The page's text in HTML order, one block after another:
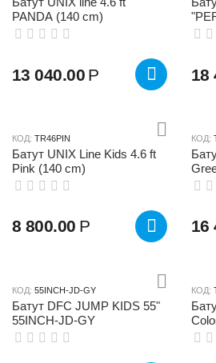
PANDA (140 cm)
13 040.00 Р 18
КОД: TR46PIN
Батут UNIX Line Kids 4.6 ft
Pink (140 cm)
8 800.00 Р
КОД:
16
КОД: 55INCH-JD-GY
Батут DFC JUMP KIDS 55"
55INCH-JD-GY
КОД: